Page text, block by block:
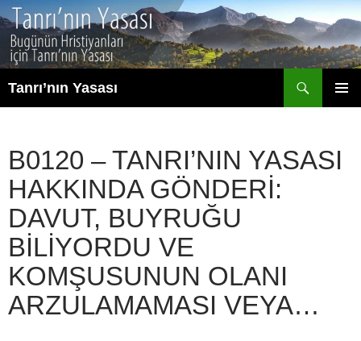
İçeriğe
atla
Tanrı’nın Yasası
B0120 – TANRI’NIN YASASI
HAKKINDA GÖNDERI:
DAVUT, BUYRUĞU
BILIYORDU VE
KOMŞUSUNUN OLANI
ARZULAMAMASI VEYA…